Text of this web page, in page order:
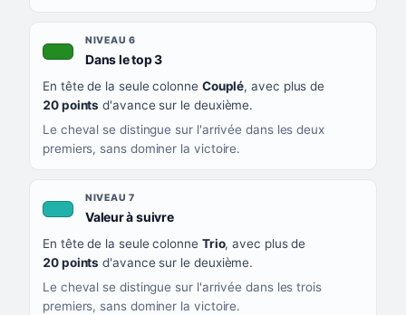
NIVEAU 6
Dans le top 3, couleur verte
En tête de la seule colonne Couplé, avec plus de
20 points d'avance sur le deuxième.
Le cheval se distingue sur l'arrivée dans les deux
premiers, sans dominer la victoire.
NIVEAU 7
Valeur à suivre, couleur turquoise
En tête de la seule colonne Trio, avec plus de
20 points d'avance sur le deuxième.
Le cheval se distingue sur l'arrivée dans les trois
premiers, sans dominer la victoire.